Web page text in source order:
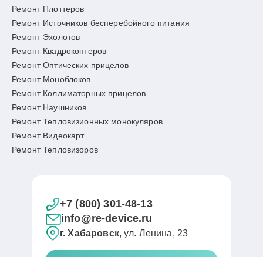
Ремонт Плоттеров
Ремонт Источников бесперебойного питания
Ремонт Эхолотов
Ремонт Квадрокоптеров
Ремонт Оптических прицелов
Ремонт Моноблоков
Ремонт Коллиматорных прицелов
Ремонт Наушников
Ремонт Тепловизионных монокуляров
Ремонт Видеокарт
Ремонт Тепловизоров
+7 (800) 301-48-13
info@re-device.ru
г. Хабаровск, ул. Ленина, 23